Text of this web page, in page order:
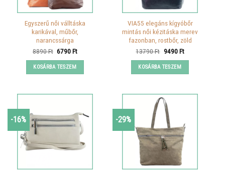
Egyszerű női válltáska
karikával, műbőr,
narancssárga
8890Ft Original
was:
8890 Ft.
6790FtCurrent
KOSÁRBA TESZEM
VIA55 elegáns kígyóbőr
mintás női kézitáska merev
fazonban, rostbőr, zöld
13790Ft Original
was:
13790 Ft.
9490FtCurrent
KOSÁRBA TESZEM
-16% -29%